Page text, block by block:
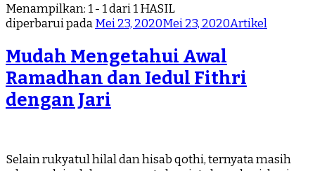
Menampilkan: 1 - 1 dari 1 HASIL
diperbarui padaMei 23, 2020Mei 23, 2020Artikel
Mudah Mengetahui Awal
Ramadhan dan Iedul Fithri
dengan Jari
Selain rukyatul hilal dan hisab qothi, ternyata masih